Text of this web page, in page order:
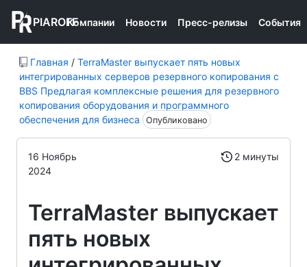
PIAROFFКомпании Новости Пресс-релизы События
Главная / TerraMaster выпускает пять новых
интегрированных серверов резервного копирования с
BBS Предлагая комплексные решения для резервного
копирования оборудования и программного
обеспечения для бизнеса
Опубликовано
16 Ноябрь
2024
2 минуты
TerraMaster выпускает
пять новых